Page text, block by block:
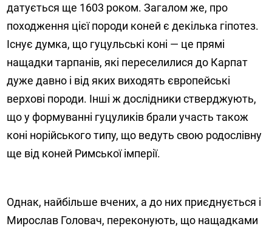
датується ще 1603 роком. Загалом же, про
походження цієї породи коней є декілька гіпотез.
Існує думка, що гуцульські коні — це прямі
нащадки тарпанів, які переселилися до Карпат
дуже давно і від яких виходять європейські
верхові породи. Інші ж дослідники стверджують,
що у формуванні гуцуликів брали участь також
коні норійського типу, що ведуть свою родослівну
ще від коней Римської імперії.
Однак, найбільше вчених, а до них приєднується і
Мирослав Головач, переконують, що нащадками